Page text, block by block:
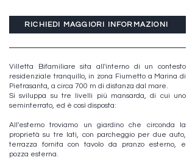
RICHIEDI MAGGIORI INFORMAZIONI
Villetta Bifamiliare sita all'interno di un contesto
residenziale tranquillo, in zona Fiumetto a Marina di
Pietrasanta, a circa 700 m di distanza dal mare.
Si sviluppa su tre livelli più mansarda, di cui uno
seminterrato, ed è così disposta:
All'esterno troviamo un giardino che circonda la
proprietà su tre lati, con parcheggio per due auto,
terrazza fornita con tavolo da pranzo esterno, e
pozza esterna.